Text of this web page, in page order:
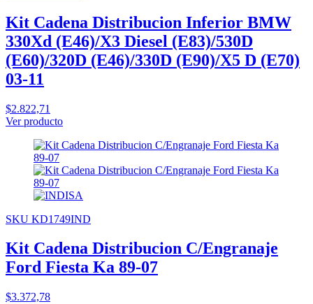
Kit Cadena Distribucion Inferior BMW
330Xd (E46)/X3 Diesel (E83)/530D
(E60)/320D (E46)/330D (E90)/X5 D (E70)
03-11
$2.822,71
Ver producto
SKU KD1749IND
Kit Cadena Distribucion C/Engranaje
Ford Fiesta Ka 89-07
$3.372,78